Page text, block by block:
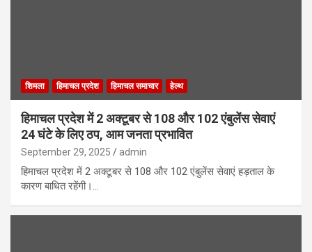
शिमला हिमाचल प्रदेश हिमाचल समाचार हेल्थ
हिमाचल प्रदेश में 2 अक्टूबर से 108 और 102 एंबुलेंस सेवाएं
24 घंटे के लिए ठप, आम जनता प्रभावित
September 29, 2025 admin
हिमाचल प्रदेश में 2 अक्टूबर से 108 और 102 एंबुलेंस सेवाएं हड़ताल के
कारण बाधित रहेंगी।…